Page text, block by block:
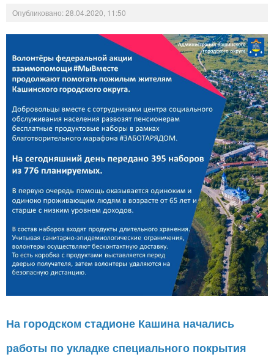
Опубликовано: 28.04.2020, 11:50
На городском стадионе Кашина начались
работы по укладке специального покрытия